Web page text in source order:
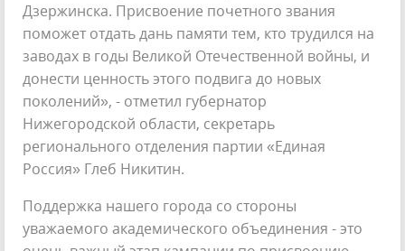
Дзержинска. Присвоение почетного звания
поможет отдать дань памяти тем, кто трудился на
заводах в годы Великой Отечественной войны, и
донести ценность этого подвига до новых
поколений», - отметил губернатор
Нижегородской области, секретарь
регионального отделения партии «Единая
Россия» Глеб Никитин.
Поддержка нашего города со стороны
уважаемого академического объединения - это